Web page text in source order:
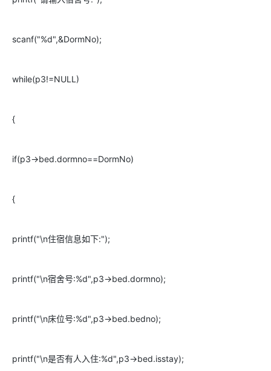
scanf("%d",&DormNo);
while(p3!=NULL)
{
if(p3->bed.dormno==DormNo)
{
printf("\n住宿信息如下:");
printf("\n宿舍号:%d",p3->bed.dormno);
printf("\n床位号:%d",p3->bed.bedno);
printf("\n是否有人入住:%d",p3->bed.isstay);